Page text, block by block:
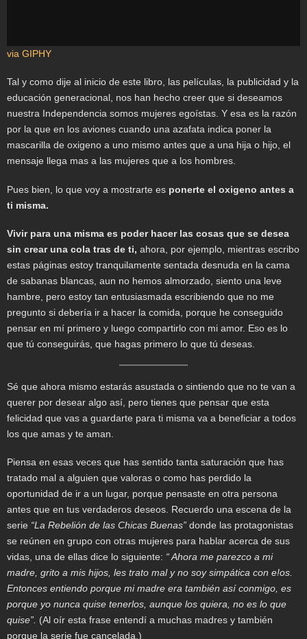
via GIPHY
Tal y como dije al inicio de este libro, las películas, la publicidad y la
educación generacional, nos han hecho creer que si deseamos
nuestra Independencia somos mujeres egoístas. Y esa es la razón
por la que en los aviones cuando una azafata indica poner la
mascarilla de oxigeno a uno mismo antes que a una hija o hijo, el
mensaje llega mas a las mujeres que a los hombres.
Pues bien, lo que voy a mostrarte es ponerte el oxigeno antes a
ti misma.
Vivir para una misma es poder hacer las cosas que se desea
sin crear una cola tras de ti, ahora, por ejemplo, mientras escribo
estas páginas estoy tranquilamente sentada desnuda en la cama
de sabanas blancas, aun no hemos almorzado, siento una leve
hambre, pero estoy tan entusiasmada escribiendo que no me
pregunto si debería ir a hacer la comida, porque he conseguido
pensar en mí primero y luego compartirlo con mi amor. Eso es lo
que tú conseguirás, que hagas primero lo que tú deseas.
Sé que ahora mismo estarás asustada o sintiendo que no te van a
querer por desear algo así, pero tienes que pensar que esta
felicidad que vas a guardarte para ti misma va a beneficiar a todos
los que amas y te aman.
Piensa en esas veces que has sentido tanta saturación que has
tratado mal a alguien que valoras o como has perdido la
oportunidad de ir a un lugar, porque pensaste en otra persona
antes que en tus verdaderos deseos. Recuerdo una escena de la
serie “La Rebelión de las Chicas Buenas” donde las protagonistas
se reúnen en grupo con otras mujeres para hablar acerca de sus
vidas, una de ellas dice lo siguiente: “ Ahora me parezco a mi
madre, grito a mis hijos, les trato mal y no soy simpática con e!os.
Entonces entiendo porque mi madre era también así conmigo, es
porque yo nunca quise tenerlos, aunque los quiera, no es lo que
quise”. (Al oír esta frase entendí a muchas madres y también
porque la serie fue cancelada.)